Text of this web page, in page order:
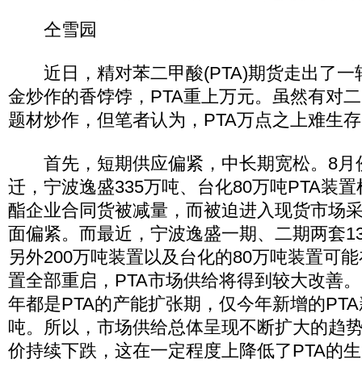
仝雪园
近日，精对苯二甲酸(PTA)期货走出了一
金炒作的香饽饽，PTA重上万元。虽然有对
题材炒作，但笔者认为，PTA万点之上难生
首先，短期供应偏紧，中长期宽松。8月
迁，宁波逸盛335万吨、台化80万吨PTA装
酯企业合同货被减量，而被迫进入现货市场
面偏紧。而最近，宁波逸盛一期、二期两套
另外200万吨装置以及台化的80万吨装置可
置全部重启，PTA市场供给将得到较大改善
年都是PTA的产能扩张期，仅今年新增的
吨。所以，市场供给总体呈现不断扩大的趋
价持续下跌，这在一定程度上降低了PTA的